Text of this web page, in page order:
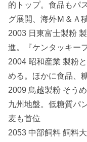
的トップ。食品もパ
グ展開、海外Ｍ＆Ａ
2003 日東富士製粉
進。『ケンタッキー
2004 昭和産業 製粉
める。ほかに食品、
2009 鳥越製粉 そう
九州地盤。低糖質パ
麦も首位
2053 中部飼料 飼料